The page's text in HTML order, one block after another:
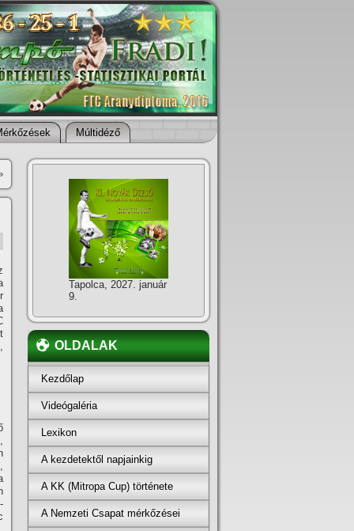
Múltidéző
Tapolca, 2027. január
9.
OLDALAK
Kezdőlap
Videógaléria
Lexikon
A kezdetektől napjainkig
A KK (Mitropa Cup) története
A Nemzeti Csapat mérkőzései